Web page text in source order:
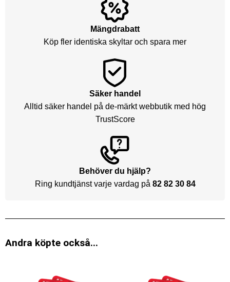
Mängdrabatt
Köp fler identiska skyltar och spara mer
Säker handel
Alltid säker handel på de-märkt webbutik med hög
TrustScore
Behöver du hjälp?
Ring kundtjänst varje vardag på 82 82 30 84
Andra köpte också...